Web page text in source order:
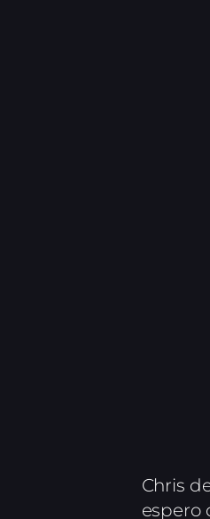
Chris
espero